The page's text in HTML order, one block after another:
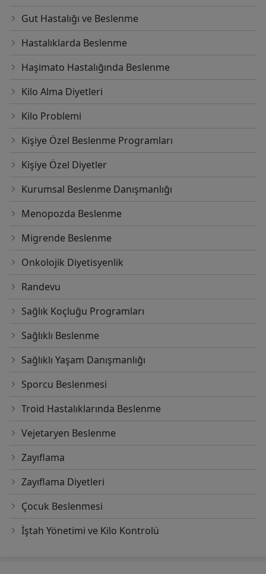
Gut Hastalığı ve Beslenme
Hastalıklarda Beslenme
Haşimato Hastalığında Beslenme
Kilo Alma Diyetleri
Kilo Problemi
Kişiye Özel Beslenme Programları
Kişiye Özel Diyetler
Kurumsal Beslenme Danışmanlığı
Menopozda Beslenme
Migrende Beslenme
Onkolojik Diyetisyenlik
Randevu
Sağlık Koçluğu Programları
Sağlıklı Beslenme
Sağlıklı Yaşam Danışmanlığı
Sporcu Beslenmesi
Troid Hastalıklarında Beslenme
Vejetaryen Beslenme
Zayıflama
Zayıflama Diyetleri
Çocuk Beslenmesi
İştah Yönetimi ve Kilo Kontrolü